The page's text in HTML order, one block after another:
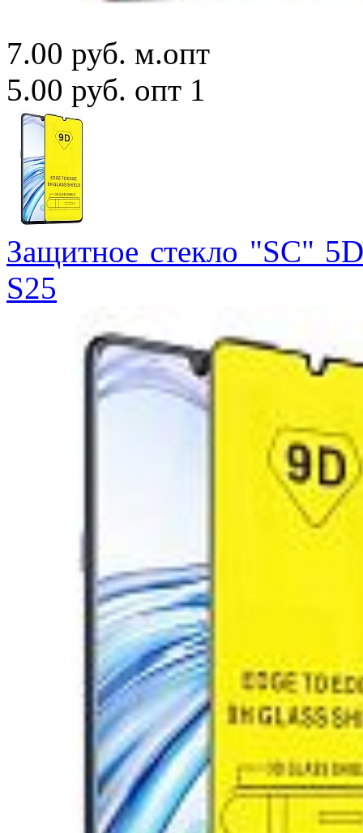
7.00 руб. м.опт
5.00 руб. опт 1
Защитное стекло "SC"
S25